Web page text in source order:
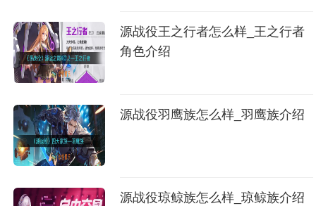
源战役王之行者怎么样_王之行者
角色介绍
源战役羽鹰族怎么样_羽鹰族介绍
源战役琼鲸族怎么样_琼鲸族介绍